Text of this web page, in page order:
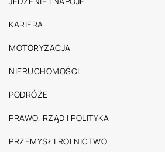
KARIERA
MOTORYZACJA
NIERUCHOMOŚCI
PODRÓŻE
PRAWO, RZĄD I POLITYKA
PRZEMYSŁ I ROLNICTWO